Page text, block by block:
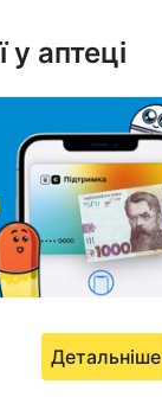
у аптеці
Детальніше